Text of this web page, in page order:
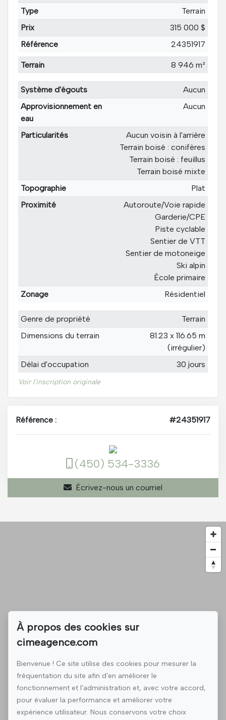
Type
Terrain
Prix
315 000 $
Référence
24351917
Terrain 8 946 m²
Système d'égouts
Aucun
Approvisionnement en
eau
Aucun
Particularités
Aucun voisin à l'arrière
Terrain boisé : conifères
Terrain boisé : feuillus
Terrain boisé mixte
Topographie
Plat
Proximité
Autoroute/Voie rapide
Garderie/CPE
Piste cyclable
Sentier de VTT
Sentier de motoneige
Ski alpin
École primaire
Zonage
Résidentiel
Genre de propriété
Terrain
Dimensions du terrain
81.23 x 116.65 m
(irrégulier)
Délai d'occupation
30 jours
Voir l'inscription originale
Référence : #24351917
(450) 534-3336
Écrivez-nous un courriel
À propos des cookies sur
cimeagence.com
Bienvenue ! Ce site utilise des cookies pour mesurer la
fréquentation du site afin d'en améliorer le
fonctionnement et l'administration et, avec votre accord,
pour évaluer la performance et améliorer votre
expérience utilisateur. Nous conservons votre choix